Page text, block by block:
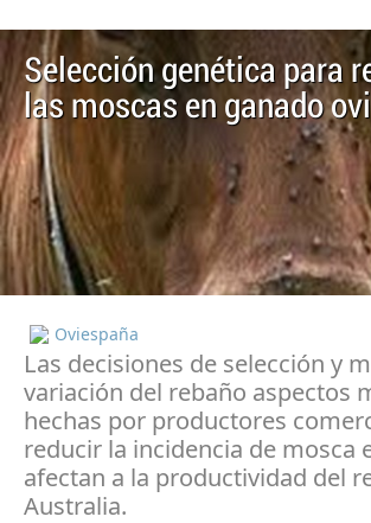
Selección genética para
las moscas en ganado
Oviespaña
Las decisiones de selección y
variación del rebaño aspectos
hechas por productores
reducir la incidencia de mosca
afectan a la productividad del
Australia.